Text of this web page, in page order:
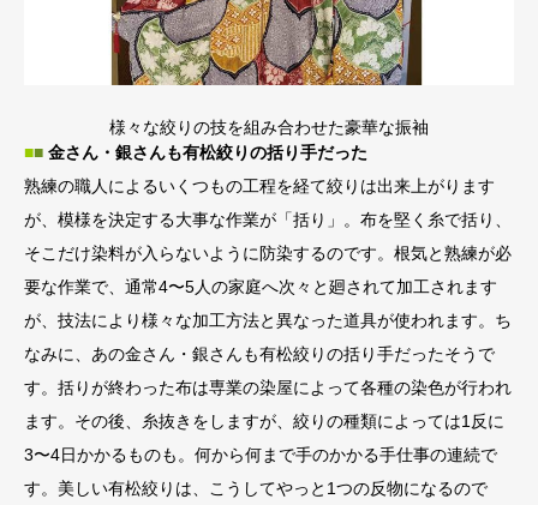
様々な絞りの技を組み合わせた豪華な振袖
■■ 金さん・銀さんも有松絞りの括り手だった
熟練の職人によるいくつもの工程を経て絞りは出来上がります
が、模様を決定する大事な作業が「括り」。布を堅く糸で括り、
そこだけ染料が入らないように防染するのです。根気と熟練が必
要な作業で、通常4〜5人の家庭へ次々と廻されて加工されます
が、技法により様々な加工方法と異なった道具が使われます。ち
なみに、あの金さん・銀さんも有松絞りの括り手だったそうで
す。括りが終わった布は専業の染屋によって各種の染色が行われ
ます。その後、糸抜きをしますが、絞りの種類によっては1反に
3〜4日かかるものも。何から何まで手のかかる手仕事の連続で
す。美しい有松絞りは、こうしてやっと1つの反物になるので